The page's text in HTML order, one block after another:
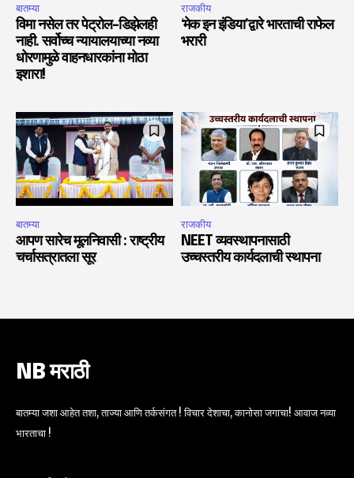
बातम्या
विमा नसेल तर पेट्रोल-डिझेलही
नाही. सर्वोच्च न्यायालयाच्या नव्या
धोरणामुळे वाहनधारकांना मोठा
इशारा!
राजकीय
‘मेक इन इंडिया’द्वारे भारताची राफेल
भरारी
बातम्या
आपण सारेच मूलनिवासी : राष्ट्रीय
चर्चासत्रातला सूर
राजकीय
NEET व्यवस्थापनासाठी
उच्चस्तरीय कार्यदलाची स्थापना
NB मराठी
बातम्या जशा आहेत तशा, ताज्या आणि तर्कसंगत ! विचार देशाचा, कानोसा जगाचा! आवाज नव्या
भारताचा !